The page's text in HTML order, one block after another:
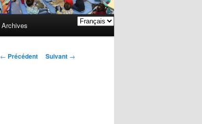
Archives
Navigation des
← Précédent Suivant →